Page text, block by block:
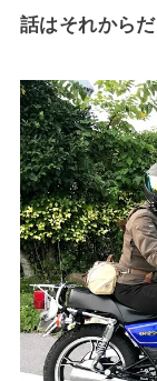
話はそれからだ